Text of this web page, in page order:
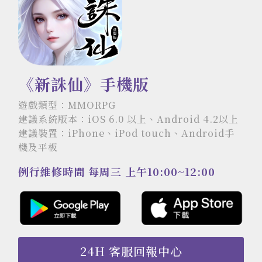
《新誅仙》手機版
遊戲類型：MMORPG
建議系統版本：iOS 6.0 以上、Android 4.2以上
建議裝置：iPhone、iPod touch、Android手
機及平板
例行維修時間 每周三 上午10:00~12:00
24H 客服回報中心